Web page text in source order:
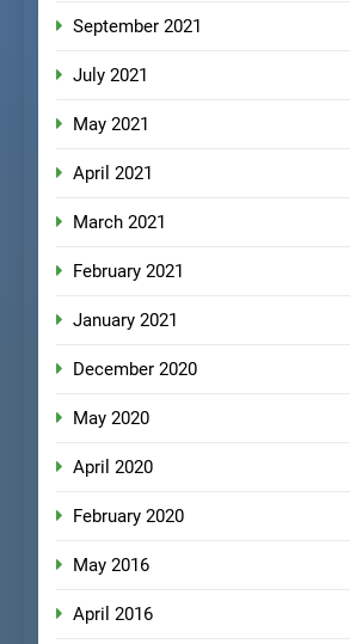
September 2021
July 2021
May 2021
April 2021
March 2021
February 2021
January 2021
December 2020
May 2020
April 2020
February 2020
May 2016
April 2016